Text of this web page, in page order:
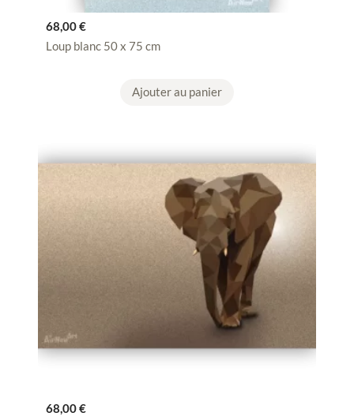
68,00€
Loup blanc 50 x 75 cm
Ajouter au panier
68,00€